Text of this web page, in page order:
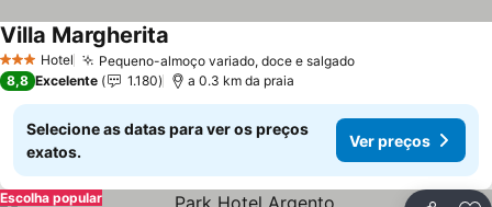
3 EstrelasHotel Pequeno-almoço variado, doce e salgadoVer preços
Villa Margherita
8,8 Excelente 1.180 a 0.3 km da praia
Selecione as datas para ver os preços
exatos.
Ver preços
Escolha popular